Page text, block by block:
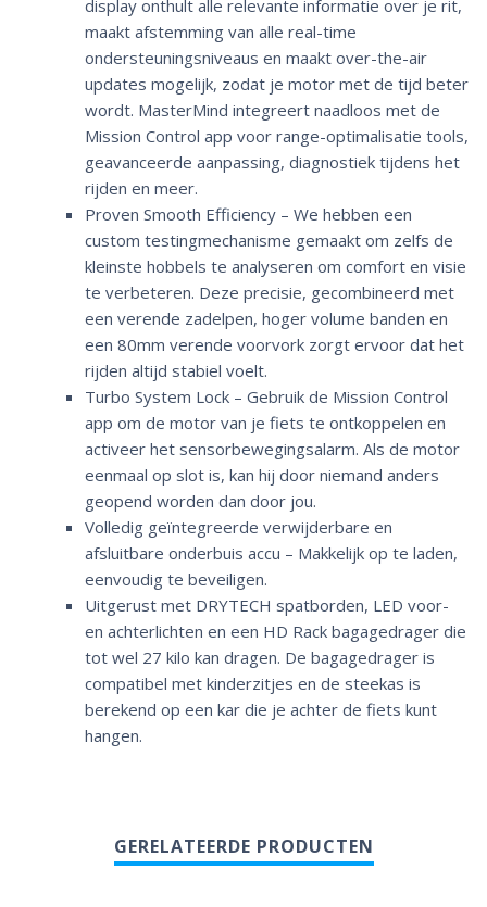
display onthult alle relevante informatie over je rit,
maakt afstemming van alle real-time
ondersteuningsniveaus en maakt over-the-air
updates mogelijk, zodat je motor met de tijd beter
wordt. MasterMind integreert naadloos met de
Mission Control app voor range-optimalisatie tools,
geavanceerde aanpassing, diagnostiek tijdens het
rijden en meer.
Proven Smooth Efficiency – We hebben een
custom testingmechanisme gemaakt om zelfs de
kleinste hobbels te analyseren om comfort en visie
te verbeteren. Deze precisie, gecombineerd met
een verende zadelpen, hoger volume banden en
een 80mm verende voorvork zorgt ervoor dat het
rijden altijd stabiel voelt.
Turbo System Lock – Gebruik de Mission Control
app om de motor van je fiets te ontkoppelen en
activeer het sensorbewegingsalarm. Als de motor
eenmaal op slot is, kan hij door niemand anders
geopend worden dan door jou.
Volledig geïntegreerde verwijderbare en
afsluitbare onderbuis accu – Makkelijk op te laden,
eenvoudig te beveiligen.
Uitgerust met DRYTECH spatborden, LED voor-
en achterlichten en een HD Rack bagagedrager die
tot wel 27 kilo kan dragen. De bagagedrager is
compatibel met kinderzitjes en de steekas is
berekend op een kar die je achter de fiets kunt
hangen.
GERELATEERDE PRODUCTEN